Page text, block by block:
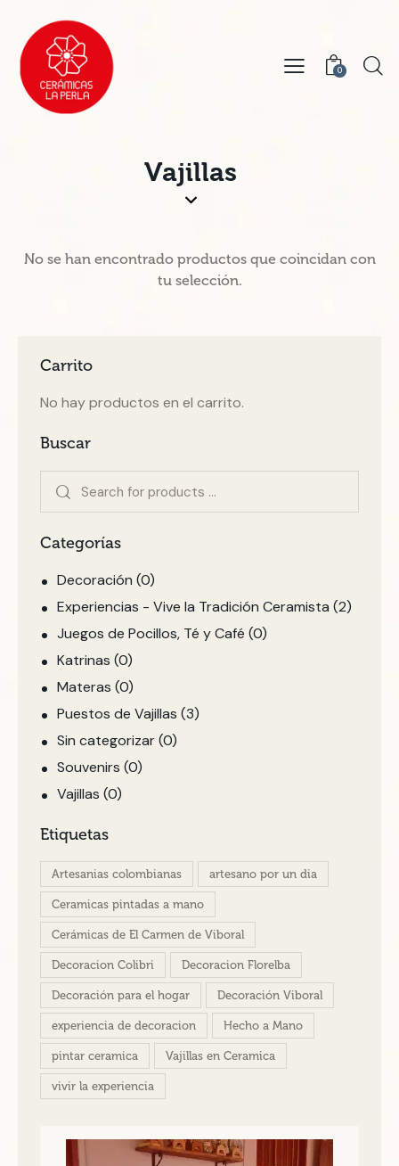
0
Vajillas
No se han encontrado productos que coincidan con
tu selección.
Carrito
No hay productos en el carrito.
Buscar
Categorías
Decoración (0)
Experiencias - Vive la Tradición Ceramista (2)
Juegos de Pocillos, Té y Café (0)
Katrinas (0)
Materas (0)
Puestos de Vajillas (3)
Sin categorizar(0)
Souvenirs (0)
Vajillas (0)
Etiquetas
Artesanias colombianas artesano por un dia
Ceramicas pintadas a mano
Cerámicas de El Carmen de Viboral
Decoracion Colibri Decoracion Florelba
Decoración para el hogar Decoración Viboral
experiencia de decoracion Hecho a Mano
pintar ceramica Vajillas en Ceramica
vivir la experiencia